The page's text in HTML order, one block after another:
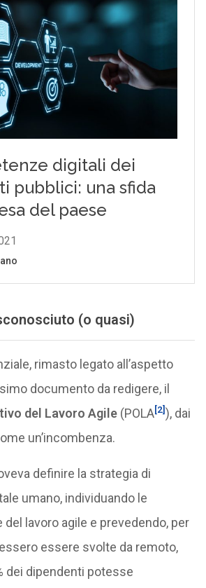
(o quasi)
rimasto legato all’aspetto
documento da redigere, il
del Lavoro Agile(POLA[2]), dai
un’incombenza.
definire la strategia di
umano, individuando le
lavoro agile e prevedendo, per
essere svolte da remoto,
dei dipendenti potesse